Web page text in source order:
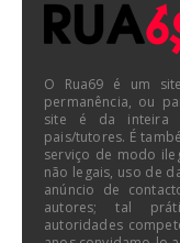
O Rua69 é um
permanência, ou
site é da inteira
pais/tutores. É
serviço de modo
não legais, uso de
anúncio de
autores; tal
autoridades